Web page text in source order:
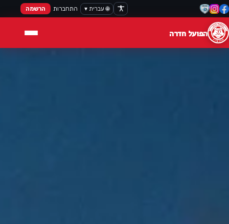
🌐 עברית ▾ התחברות הרשמה
הפועל חדרה